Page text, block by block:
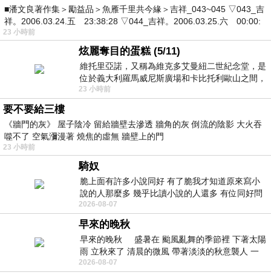
■潘文良著作集＞勵益品＞魚雁千里共今緣＞吉祥_043~045 ▽043_吉
祥。2006.03.24.五 23:38:28 ▽044_吉祥。2006.03.25.六 00:00:
23 小時前
炫麗奪目的蛋糕 (5/11)
維托里亞諾，又稱為維克多艾曼紐二世紀念堂，是
位於義大利羅馬威尼斯廣場和卡比托利歐山之間，
用以紀念統一義大利統一後的的第一位國
23 小時前
要不要給三樓
《牆門的灰》 屋子陰冷 留給牆壁去滲透 牆角的灰 倒流的陰影 大火吞
噬不了 空氣瀰漫著 燒焦的虛無 牆壁上的門
23 小時前
騎奴
脆上面有許多小說同好 有了脆我才知道原來寫小
說的人那麼多 幾乎比讀小說的人還多 有位同好問
了一個問題 她說為什麼高中文學獎的
2026-08-07
早來的晚秋
早來的晚秋 盛暑在 颱風亂舞的季節裡 下著太陽
雨 立秋來了 清晨的微風 帶著淡淡的秋意襲人 一
下子 又被赤
2026-08-07